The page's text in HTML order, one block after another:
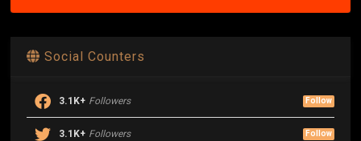
Social Counters
3.1K+ Followers Follow
3.1K+ Followers Follow